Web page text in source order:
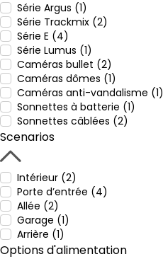
Série Argus (1)
Série Trackmix (2)
Série E (4)
Série Lumus (1)
Caméras bullet (2)
Caméras dômes (1)
Caméras anti-vandalisme (1)
Sonnettes à batterie (1)
Sonnettes câblées (2)
Scenarios
Intérieur (2)
Porte d’entrée (4)
Allée (2)
Garage (1)
Arrière (1)
Options d'alimentation